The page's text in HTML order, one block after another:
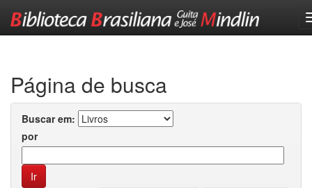
Página de busca
Buscar em:
por